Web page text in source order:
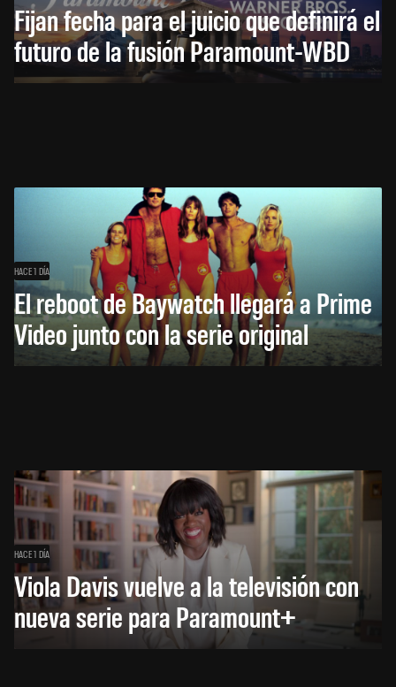
Fijan fecha para el juicio que definirá el
futuro de la fusión Paramount-WBD
HACE 1 DÍA
El reboot de Baywatch llegará a Prime
Video junto con la serie original
HACE 1 DÍA
Viola Davis vuelve a la televisión con
nueva serie para Paramount+